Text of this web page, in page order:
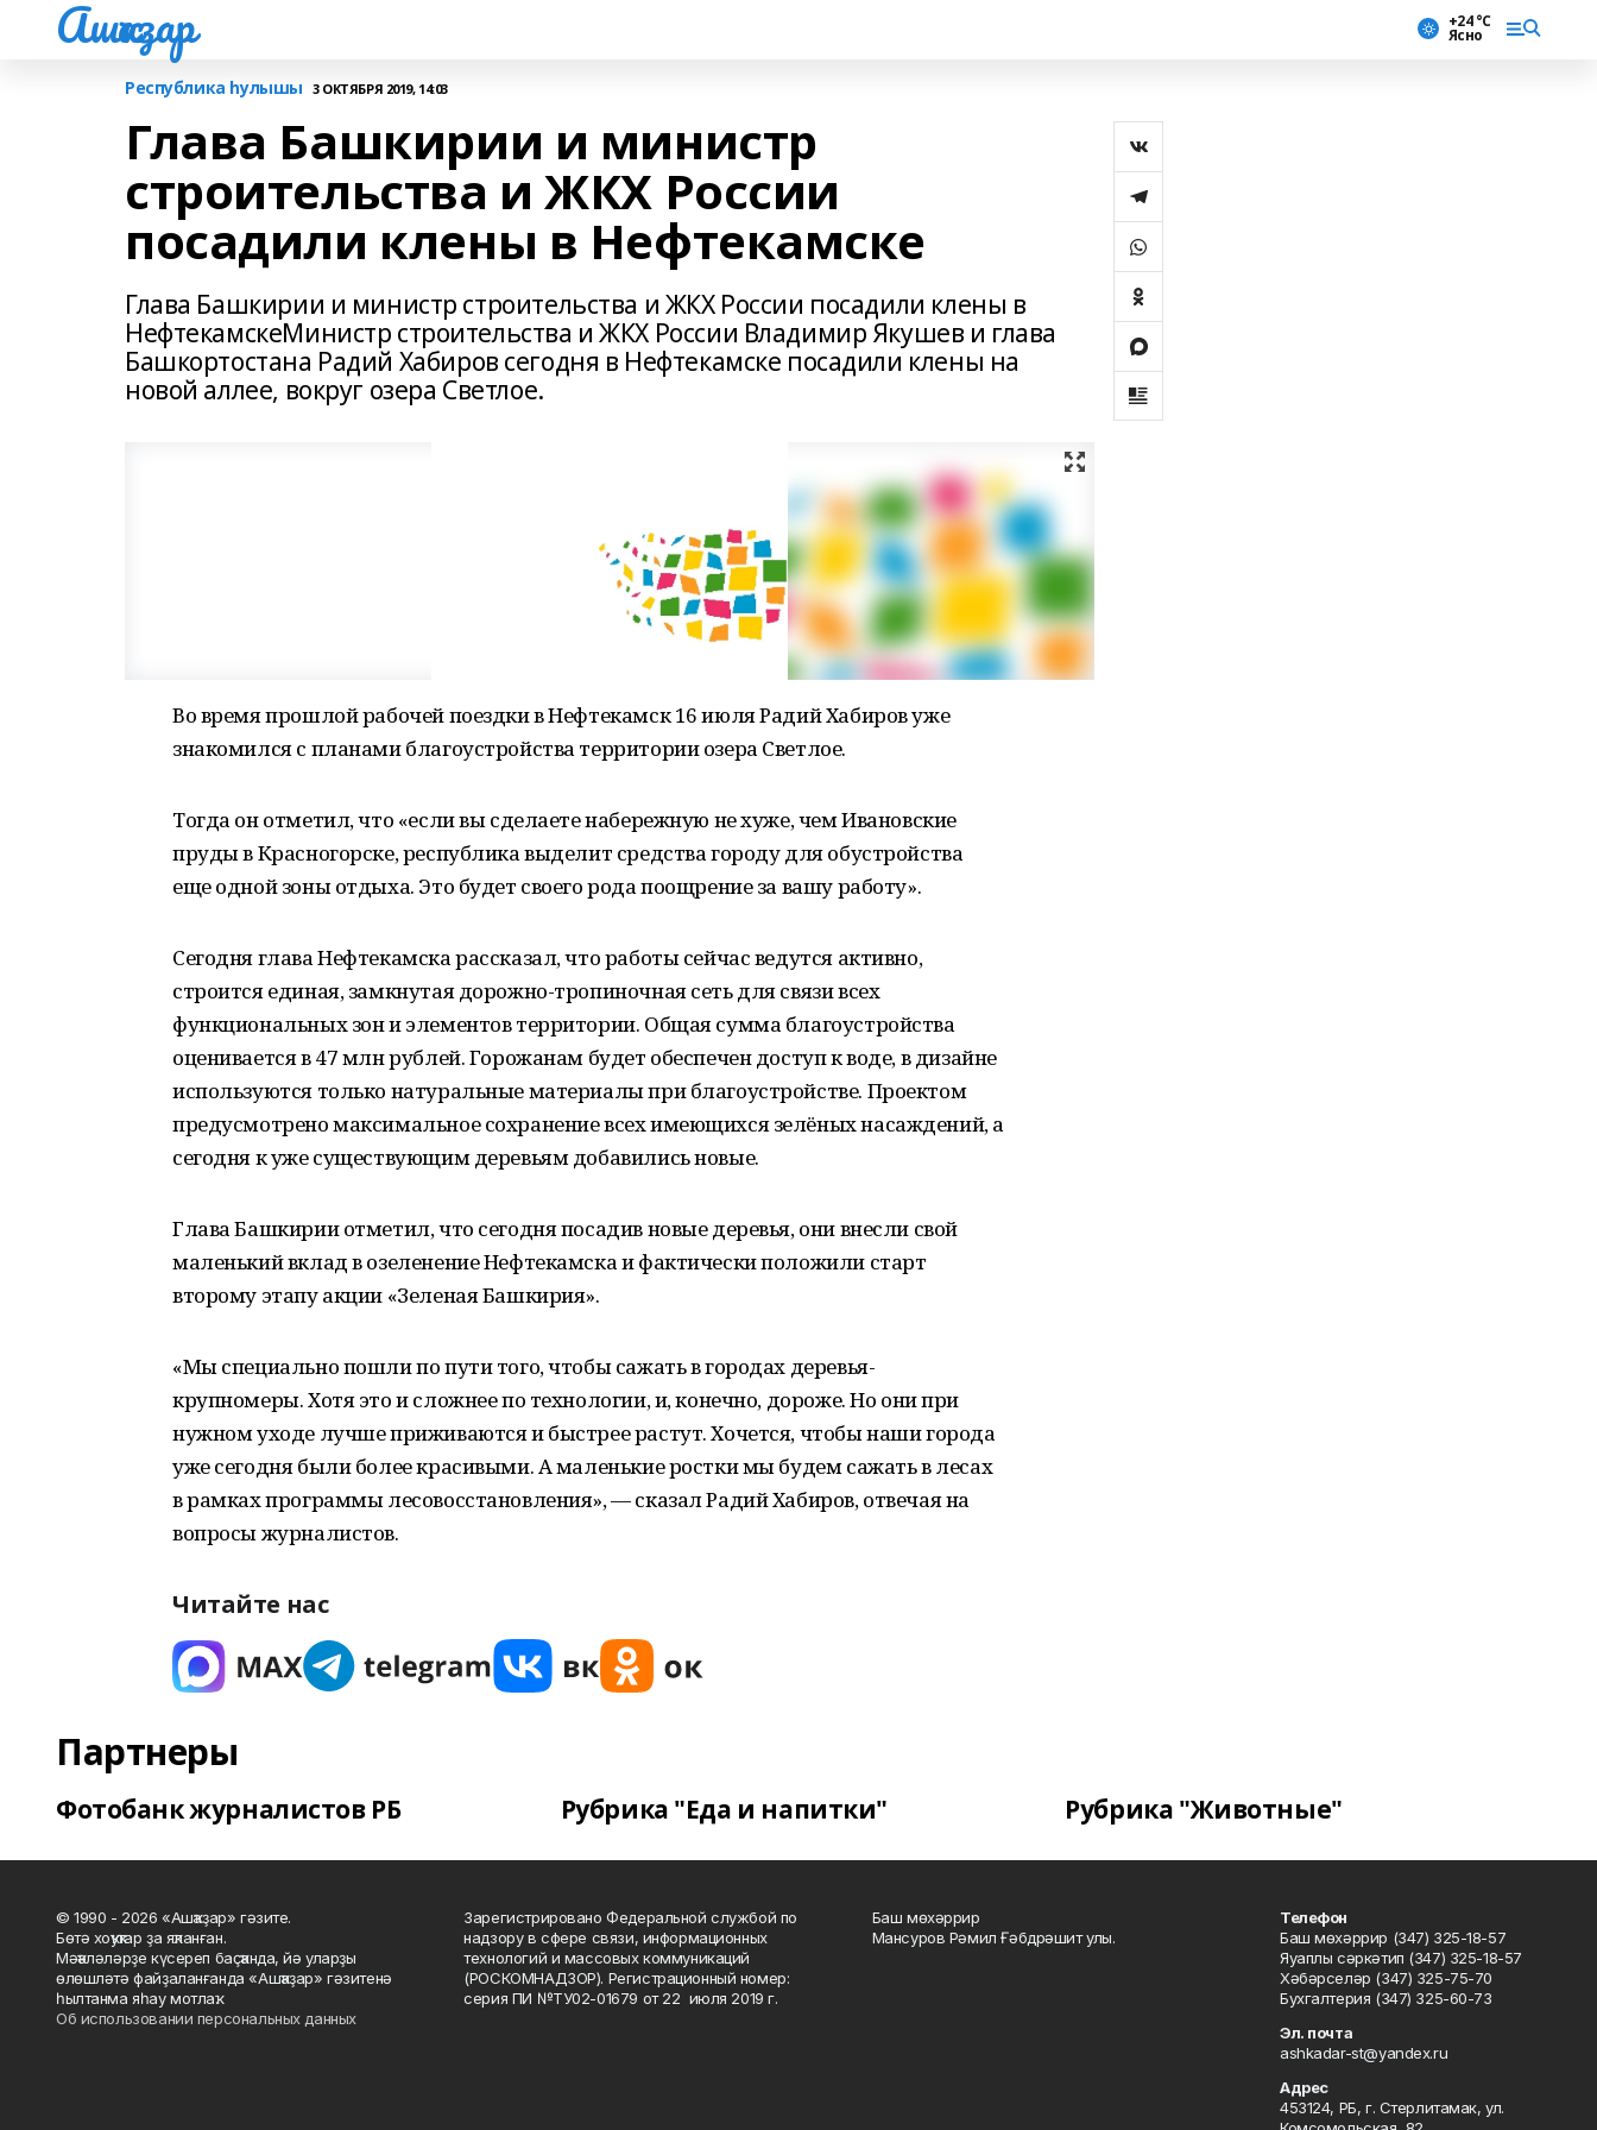
Ашҡаҙар +24 °С
Ясно
Республика һулышы 3 ОКТЯБРЯ 2019, 14:03
Глава Башкирии и министр
строительства и ЖКХ России
посадили клены в Нефтекамске
Глава Башкирии и министр строительства и ЖКХ России посадили клены в
НефтекамскеМинистр строительства и ЖКХ России Владимир Якушев и глава
Башкортостана Радий Хабиров сегодня в Нефтекамске посадили клены на
новой аллее, вокруг озера Светлое.
Во время прошлой рабочей поездки в Нефтекамск 16 июля Радий Хабиров уже
знакомился с планами благоустройства территории озера Светлое.
Тогда он отметил, что «если вы сделаете набережную не хуже, чем Ивановские
пруды в Красногорске, республика выделит средства городу для обустройства
еще одной зоны отдыха. Это будет своего рода поощрение за вашу работу».
Сегодня глава Нефтекамска рассказал, что работы сейчас ведутся активно,
строится единая, замкнутая дорожно-тропиночная сеть для связи всех
функциональных зон и элементов территории. Общая сумма благоустройства
оценивается в 47 млн рублей. Горожанам будет обеспечен доступ к воде, в дизайне
используются только натуральные материалы при благоустройстве. Проектом
предусмотрено максимальное сохранение всех имеющихся зелёных насаждений, а
сегодня к уже существующим деревьям добавились новые.
Глава Башкирии отметил, что сегодня посадив новые деревья, они внесли свой
маленький вклад в озеленение Нефтекамска и фактически положили старт
второму этапу акции «Зеленая Башкирия».
«Мы специально пошли по пути того, чтобы сажать в городах деревья-
крупномеры. Хотя это и сложнее по технологии, и, конечно, дороже. Но они при
нужном уходе лучше приживаются и быстрее растут. Хочется, чтобы наши города
уже сегодня были более красивыми. А маленькие ростки мы будем сажать в лесах
в рамках программы лесовосстановления», — сказал Радий Хабиров, отвечая на
вопросы журналистов.
Читайте нас
Партнеры
Фотобанк журналистов РБ Рубрика "Еда и напитки" Рубрика "Животные"
© 1990 - 2026 «Ашҡаҙар» гәзите.
Бөтә хоҡуҡтар ҙа яҡланған.
Мәҡәләләрҙе күсереп баҫҡанда, йә уларҙы
өлөшләтә файҙаланғанда «Ашҡаҙар» гәзитенә
һылтанма яһау мотлаҡ.
Об использовании персональных данных
Зарегистрировано Федеральной службой по
надзору в сфере связи, информационных
технологий и массовых коммуникаций
(РОСКОМНАДЗОР). Регистрационный номер:
серия ПИ №ТУ02-01679 от 22 июля 2019 г.
Баш мөхәррир
Мансуров Рәмил Ғәбдрәшит улы.
Телефон
Баш мөхәррир (347) 325-18-57
Яуаплы сәркәтип (347) 325-18-57
Хәбәрселәр (347) 325-75-70
Бухгалтерия (347) 325-60-73
Эл. почта
ashkadar-st@yandex.ru
Адрес
453124, РБ, г. Стерлитамак, ул.